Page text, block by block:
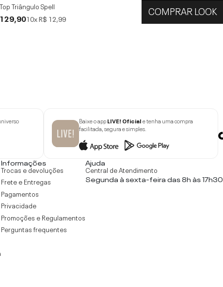
Top Triângulo Spell
10xR$ 12,99
COMPRAR LOOK
Baixe o appLIVE! Oficiale tenha uma compra
facilitada, segura e simples.
Informações
Trocas e devoluções
Frete e Entregas
Pagamentos
Privacidade
Promoções e Regulamentos
Perguntas frequentes
Ajuda
Central de Atendimento
Segunda à sexta-feira das 8h às 17h30